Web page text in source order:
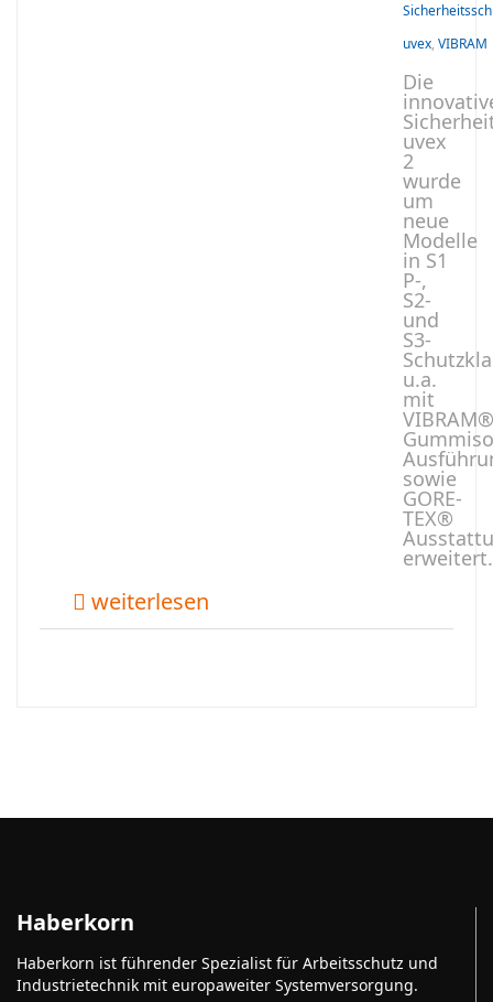
uvex, VIBRAM
Die
uvex
2
wurde
um
neue
Modelle
in S1
P-,
S2-
und
S3-
u.a.
mit
VIBRAM®
sowie
GORE-
TEX®
erweitert.
weiterlesen
Haberkorn
Haberkorn ist führender Spezialist für Arbeitsschutz und
Industrietechnik mit europaweiter Systemversorgung.